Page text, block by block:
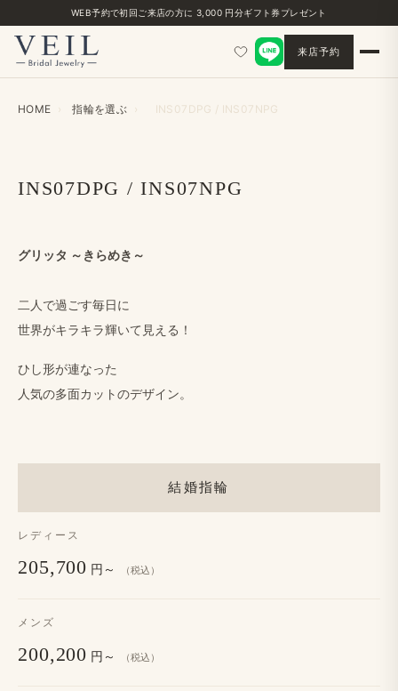
WEB予約で​初回ご来店の​方に​ 3,000 円分ギフト券プレゼント
来店予約
HOME › 指輪を​選ぶ › INS07DPG / INS07NPG
INS07DPG / INS07NPG
結婚指輪
レディース
205,700 円～ （税込）
メンズ
200,200 円～ （税込）
グリッタ ～きらめき～
二人で​過ごす毎日に
世界が​キラキラ輝いて​見える！
ひし形が​連なった
人気の​多面カットの​デザイン。